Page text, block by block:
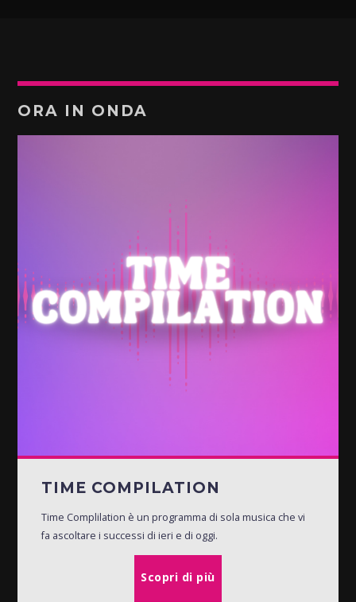
ORA IN ONDA
TIME COMPILATION
Time Complilation è un programma di sola musica che vi
fa ascoltare i successi di ieri e di oggi.
Scopri di più